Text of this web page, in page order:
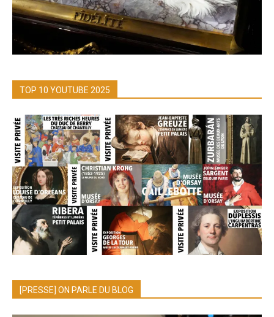
TOP 10 YOUTUBE 2025
[PRESSE] ON PARLE DU BLOG